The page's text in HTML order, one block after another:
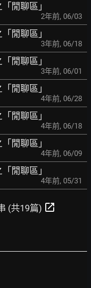
閒聊區」
2年前, 06/03
閒聊區」
3年前, 06/18
閒聊區」
3年前, 06/01
閒聊區」
4年前, 06/28
閒聊區」
4年前, 06/18
閒聊區」
4年前, 06/09
閒聊區」
4年前, 05/31
(共19篇) open_in_new